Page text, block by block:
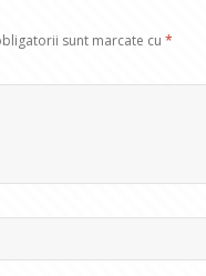
sunt marcate cu*